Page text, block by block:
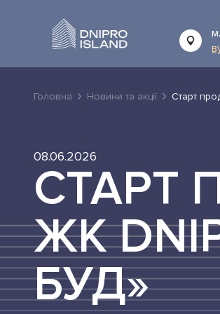
Головна Новини та акції Старт
08.06.2026
СТАРТ
ЖК
БУД»